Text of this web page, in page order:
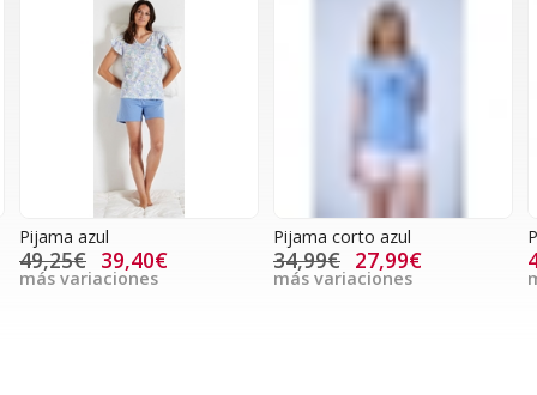
Pijama azul
49,25€ 39,40€
más variaciones
Pijama corto azul
34,99€ 27,99€
más variaciones